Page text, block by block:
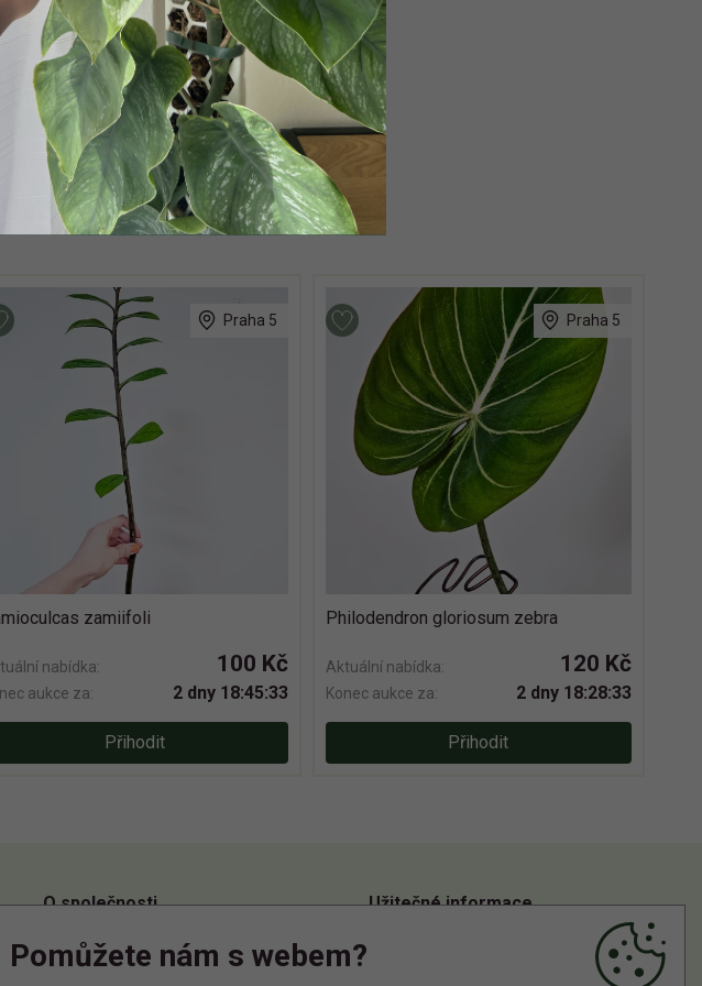
Praha 5
zamiifoli
nabídka: 100 Kč
aukce za: 2 dny 18:45:33
Přihodit
Praha 5
Philodendron gloriosum zebra
Aktuální nabídka: 120 Kč
Konec aukce za: 2 dny 18:28:33
Přihodit
O společnosti
O nás
Užitečné informace
Informace o zpracování osobních údajů
Pomůžete nám s webem?